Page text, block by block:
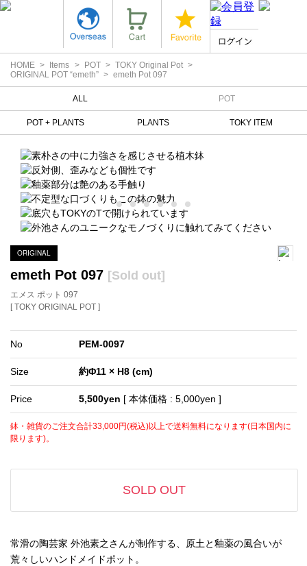
HOME Items POT
TOKY Original Pot
ORIGINAL POT “emeth”
emeth Pot 097
ALL POT
POT + PLANTS PLANTS TOKY ITEM
ORIGINAL
emeth Pot 097 [Sold out]
エメス ポット 097
[ TOKY ORIGINAL POT ]
No PEM-0097
Size 約Φ11 × H8 (cm)
Price 5,500yen [ 本体価格 : 5,000yen ]
鉢・雑貨のご注文合計33,000円(税込)以上で送料無料になります(日本国内に
限ります)。
SOLD OUT
常滑の陶芸家 外池素之さんが制作する、原土と釉薬の風合いが
荒々しいハンドメイドポット。